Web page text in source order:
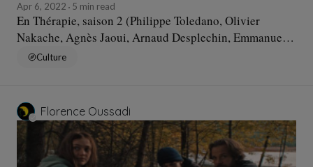
Apr 6, 2022 5 min read
En Thérapie, saison 2 (Philippe Toledano, Olivier
Nakache, Agnès Jaoui, Arnaud Desplechin, Emmanuelle
Bercot, Emmanuel Finkiel, 2022)
Culture
Florence Oussadi